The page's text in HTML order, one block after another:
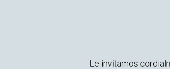
Le invitamos